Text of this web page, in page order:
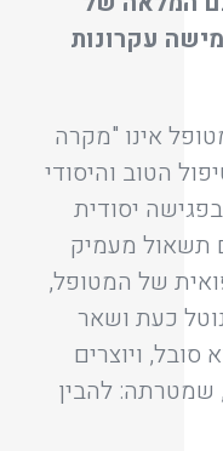
עקרונות
אינו "מקרה
הטוב והיסודי
יסודית
תשאול מעמיק
של המטופל,
כעת ושאר
ויוצרים
שמטרתה: להבין